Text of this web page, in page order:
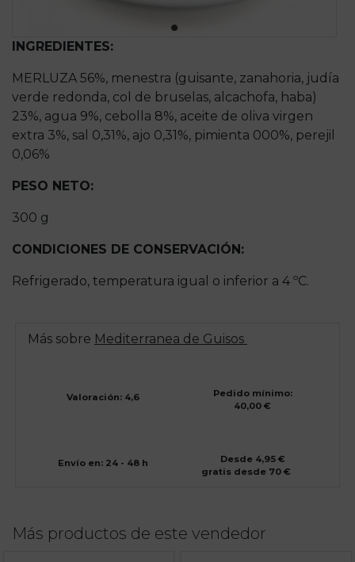
INGREDIENTES:
MERLUZA 56%, menestra (guisante, zanahoria, judía
verde redonda, col de bruselas, alcachofa, haba)
23%, agua 9%, cebolla 8%, aceite de oliva virgen
extra 3%, sal 0,31%, ajo 0,31%, pimienta 000%, perejil
0,06%
PESO NETO:
300 g
CONDICIONES DE CONSERVACIÓN:
Refrigerado, temperatura igual o inferior a 4 ºC.
Más sobre Mediterranea de Guisos
Valoración: 4,6
Pedido mínimo:
40,00 €
Envío en: 24 - 48 h
Desde 4,95 €
gratis desde 70 €
Más productos de este vendedor